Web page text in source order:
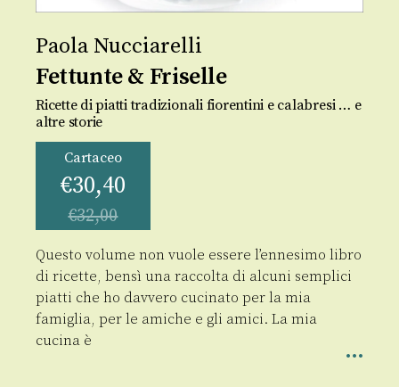
Paola Nucciarelli
Fettunte & Friselle
Ricette di piatti tradizionali fiorentini e calabresi … e
altre storie
Cartaceo
€30,40
€32,00
Questo volume non vuole essere l’ennesimo libro
di ricette, bensì una raccolta di alcuni semplici
piatti che ho davvero cucinato per la mia
famiglia, per le amiche e gli amici. La mia
cucina è